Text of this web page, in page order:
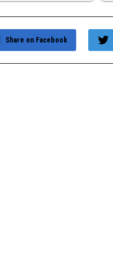
Share on Facebook